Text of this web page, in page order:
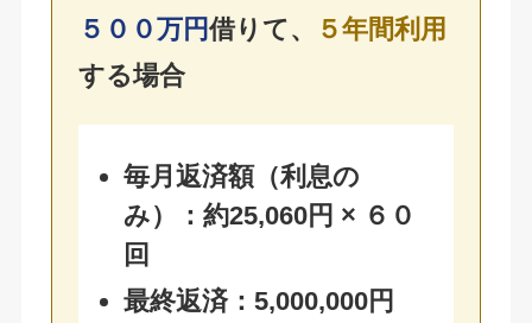
５００万円借りて、
５年間利用
する場合
毎月返済額（利息の
み）：約25,060円 × ６０
回
最終返済：5,000,000円